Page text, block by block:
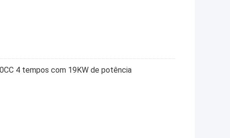
4 tempos com 19KW de potência